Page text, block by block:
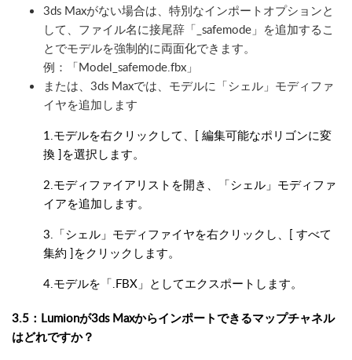
3ds Maxがない場合は、特別なインポートオプションと
して、ファイル名に接尾辞「_safemode」を追加するこ
とでモデルを強制的に両面化できます。
例：「Model_safemode.fbx」
または、3ds Maxでは、モデルに「シェル」モディファ
イヤを追加します
1.モデルを右クリックして、[ 編集可能なポリゴンに変
換 ]を選択します。
2.モディファイアリストを開き、「シェル」モディファ
イアを追加します。
3.「シェル」モディファイヤを右クリックし、[ すべて
集約 ]をクリックします。
4.モデルを「.FBX」としてエクスポートします。
3.5：Lumionが3ds Maxからインポートできるマップチャネル
はどれですか？